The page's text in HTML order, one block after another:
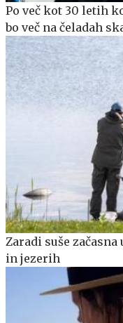
Po več kot 30 letih
bo več na čeladah
Zaradi suše
in jezerih